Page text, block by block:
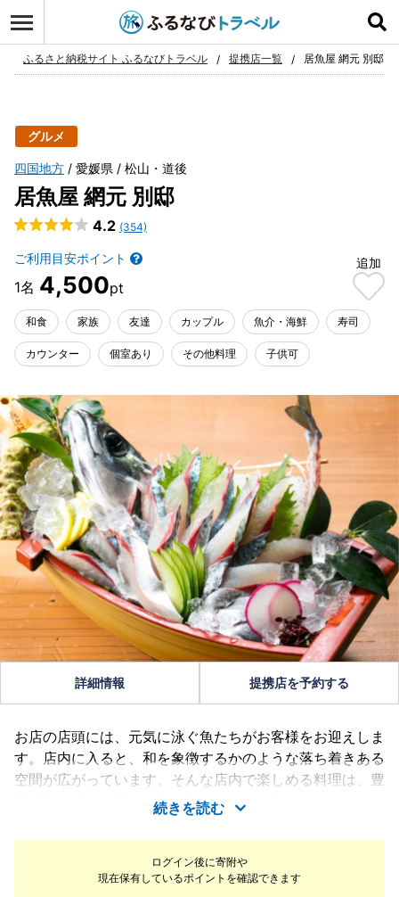
お気に入り
ふるさと納税サイト ふるなびトラベル 提携店一覧 居魚屋 網元 別邸
グルメ
四国地方 愛媛県 松山・道後
居魚屋 網元 別邸
4.2 (354)
ご利用目安ポイント
4,500
追加
和食 家族 友達 カップル 魚介・海鮮 寿司
カウンター 個室あり その他料理 子供可
ログイン後に寄附や
現在保有しているポイントを確認できます
詳細情報 提携店を予約する
お店の店頭には、元気に泳ぐ魚たちがお客様をお迎えしま
す。店内に入ると、和を象徴するかのような落ち着きある
空間が広がっています。そんな店内で楽しめる料理は、豊
後水道で捕れた新鮮な海の幸がメイン。中でもオススメは
『鯖姿造里』で、お客様の注文を受けた直後にいけすから
取り出し、活きたまま即調理する新鮮さ抜群の一品。新鮮
な鯖だからこそ味わえる独自の旨味は、食べた人にしかそ
の美味しさは実感できません。水産会社直営店だからこそ
続きを読む